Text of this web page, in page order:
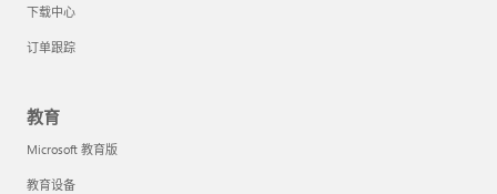
下载中心
订单跟踪
教育
Microsoft 教育版
教育设备